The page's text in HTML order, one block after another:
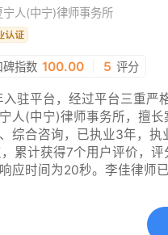
宁人(中宁)律师事务所
碑指数 100.00 5 评分
驻平台，经过平台三重严
人(中宁)律师事务所，擅长
综合咨询，已执业3年，执
累计获得7个用户评价，评
应时间为20秒。李佳律师